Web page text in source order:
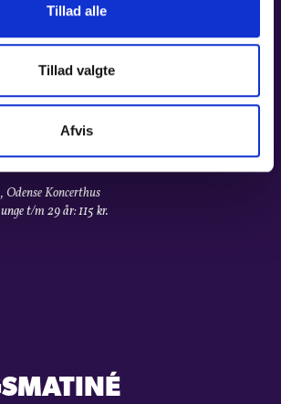
Tillad alle
Tillad valgte
Afvis
KLAVERTRIO NR. 3
Odense Koncerthus
t/m 29 år: 115 kr.